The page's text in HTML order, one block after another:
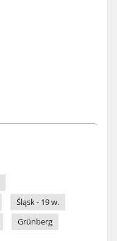
Śląsk - 19 w.
Grünberg